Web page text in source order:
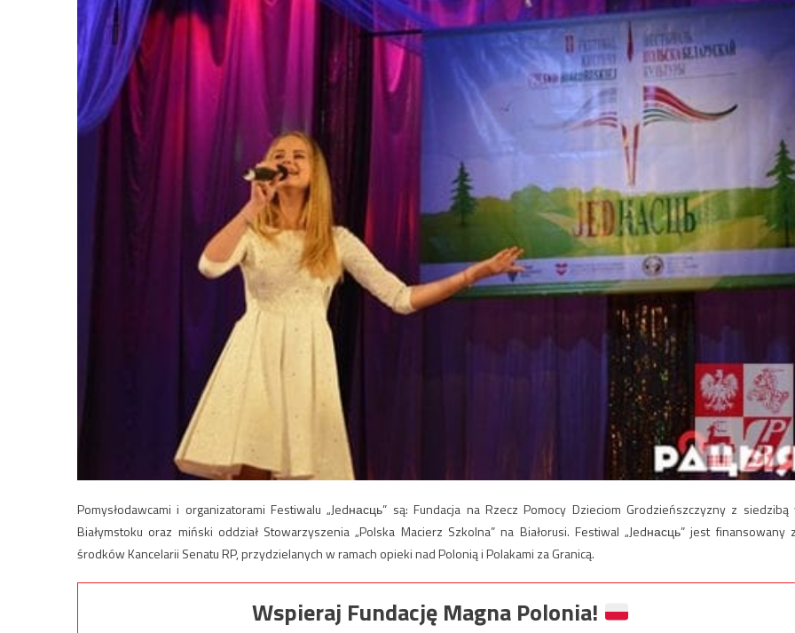
Pomysłodawcami i organizatorami Festiwalu „Jedнасць” są: Fundacja na Rzecz Pomocy Dzieciom Grodzieńszczyzny z siedzibą
Białymstoku oraz miński oddział Stowarzyszenia „Polska Macierz Szkolna” na Białorusi. Festiwal „Jedнасць” jest finansowany
środków Kancelarii Senatu RP, przydzielanych w ramach opieki nad Polonią i Polakami za Granicą.
Wspieraj Fundację Magna Polonia!